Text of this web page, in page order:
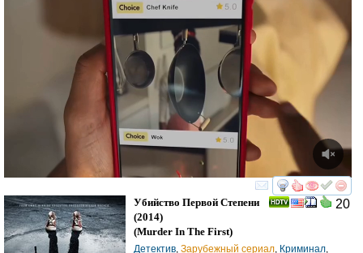
смотреть
20
Убийство Первой Степени
(2014)
(Murder In The First)
Детектив, Зарубежный сериал, Криминал,